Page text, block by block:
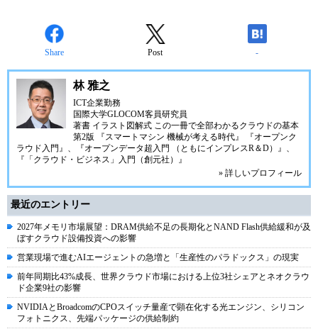
Share Post -
林 雅之
ICT企業勤務
国際大学GLOCOM客員研究員
著書 イラスト図解式 この一冊で全部わかるクラウドの基本
第2版
『スマートマシン 機械が考える時代』
『オープンク
ラウド入門』 、 『オープンデータ超入門 （ともにインプレスR＆D）』 、
『「クラウド・ビジネス」入門（創元社）』
» 詳しいプロフィール
最近のエントリー
2027年メモリ市場展望：DRAM供給不足の長期化とNAND Flash供給緩和が及
ぼすクラウド設備投資への影響
営業現場で進むAIエージェントの急増と「生産性のパラドックス」の現実
前年同期比43%成長、世界クラウド市場における上位3社シェアとネオクラウ
ド企業9社の影響
NVIDIAとBroadcomのCPOスイッチ量産で顕在化する光エンジン、シリコン
フォトニクス、先端パッケージの供給制約